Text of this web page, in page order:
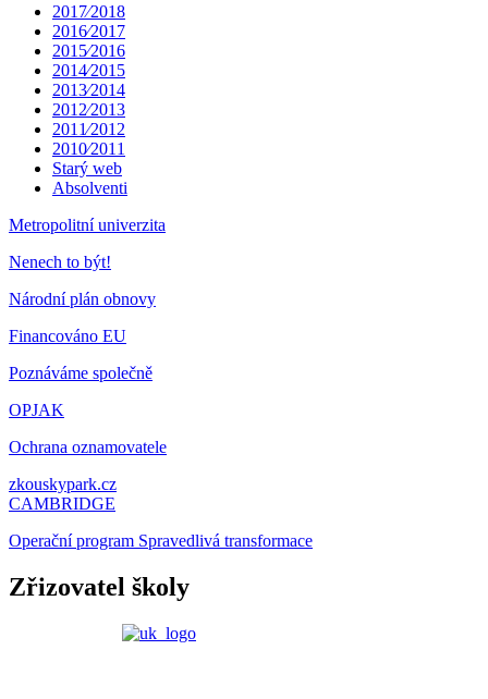
2017⁄2018
2016⁄2017
2015⁄2016
2014⁄2015
2013⁄2014
2012⁄2013
2011⁄2012
2010⁄2011
Starý web
Absolventi
Metropolitní univerzita
Nenech to být!
Národní plán obnovy
Financováno EU
Poznáváme společně
OPJAK
Ochrana oznamovatele
zkouskypark.cz
CAMBRIDGE
Operační program Spravedlivá transformace
Zřizovatel školy